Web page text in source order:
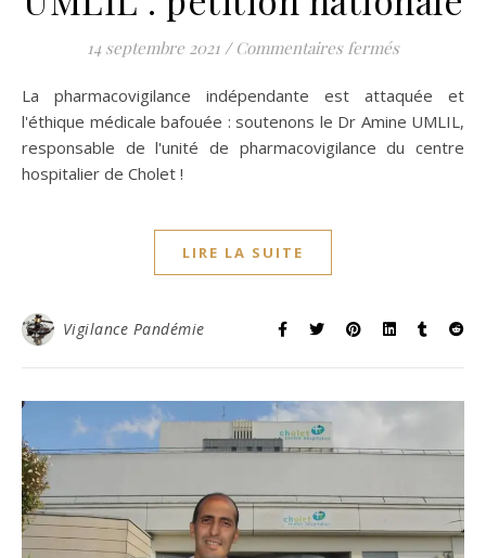
14 septembre 2021 / Commentaires ferméssur
La pharmacovigilance indépendante est attaquée et
l'éthique médicale bafouée : soutenons le Dr Amine UMLIL,
responsable de l'unité de pharmacovigilance du centre
hospitalier de Cholet !
LIRE LA SUITE
Vigilance Pandémie